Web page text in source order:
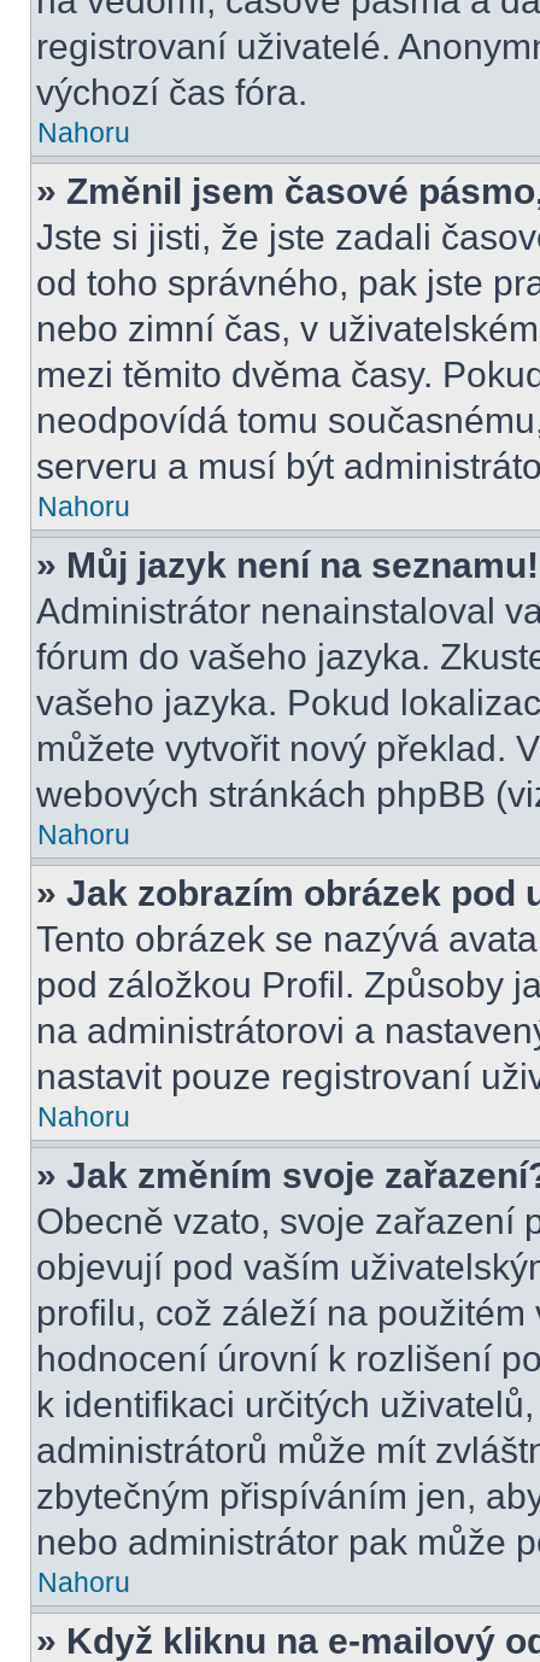
registrovaní uživatelé.
výchozí čas fóra.
Nahoru
» Změnil jsem časové
Jste si jisti, že jste zadali
od toho správného, pak jste
nebo zimní čas, v
mezi těmito dvěma časy.
neodpovídá tomu
serveru a musí být
Nahoru
» Můj jazyk není na seznamu!
Administrátor nenainstaloval
fórum do vašeho jazyka.
vašeho jazyka. Pokud
můžete vytvořit nový překlad.
webových stránkách phpBB
Nahoru
» Jak zobrazím obrázek pod
Tento obrázek se nazývá
pod záložkou Profil. Způsoby
na administrátorovi a
nastavit pouze registrovaní
Nahoru
» Jak změním svoje
Obecně vzato, svoje zařazení
objevují pod vaším
profilu, což záleží na
hodnocení úrovní k rozlišení
k identifikaci určitých
administrátorů může mít
zbytečným přispíváním jen,
nebo administrátor pak může
Nahoru
» Když kliknu na e-mailový